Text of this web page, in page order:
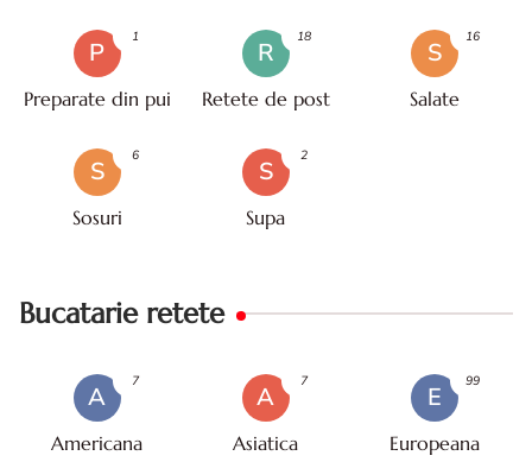
P
Preparate din pui
1
R
Retete de post
18
S
Salate
16
S
Sosuri
6
S
Supa
2
Bucatarie retete
A
Americana
7
A
Asiatica
7
E
Europeana
99